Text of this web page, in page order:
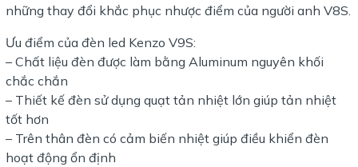
những thay đổi khắc phục nhược điểm của người anh V8S.
Ưu điểm của đèn led Kenzo V9S:
– Chất liệu đèn được làm bằng Aluminum nguyên khối
chắc chắn
– Thiết kế đèn sử dụng quạt tản nhiệt lớn giúp tản nhiệt
tốt hơn
– Trên thân đèn có cảm biến nhiệt giúp điều khiển đèn
hoạt động ổn định